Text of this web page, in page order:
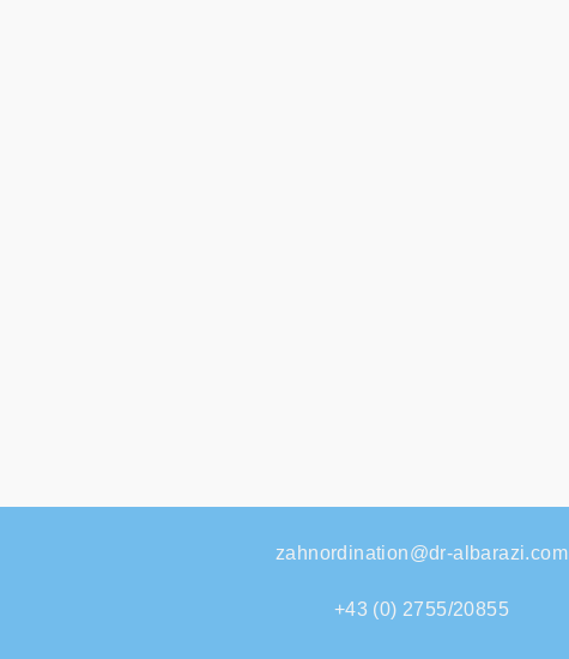
zahnordination@dr-albarazi.com
+43 (0) 2755/20855